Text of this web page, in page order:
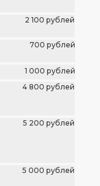
2 100 рублей
1 000 рублей
700 рублей
5 000 рублей
5 200 рублей
4 800 рублей